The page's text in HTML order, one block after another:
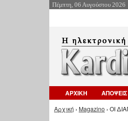
Πέμπτη, 06 Αυγούστου 2026
ΑΡΧΙΚΗ ΑΠΟΨΕΙΣ
Είστε εδώ
Αρχική › Magazino › ΟΙ